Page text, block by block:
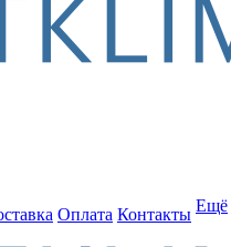
Оплата Контакты Ещё